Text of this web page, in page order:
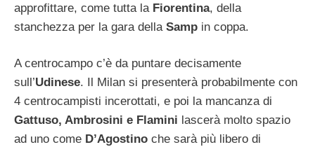
approfittare, come tutta la Fiorentina, della
stanchezza per la gara della Samp in coppa.
A centrocampo c’è da puntare decisamente
sull’Udinese. Il Milan si presenterà probabilmente con
4 centrocampisti incerottati, e poi la mancanza di
Gattuso, Ambrosini e Flamini lascerà molto spazio
ad uno come D’Agostino che sarà più libero di